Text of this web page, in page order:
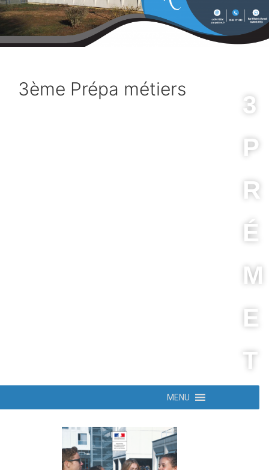
3ème Prépa métiers
3
P
R
É
M
E
T
MENU